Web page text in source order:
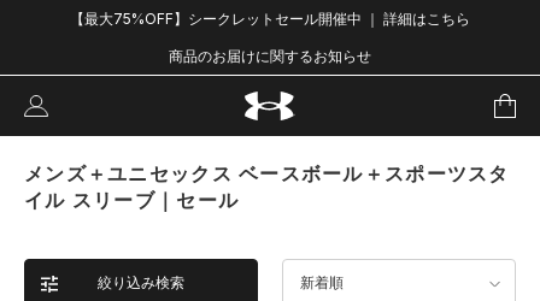
【最大75%OFF】シークレットセール開催中 ｜ 詳細はこちら
商品のお届けに関するお知らせ
メンズ＋ユニセックス ベースボール＋スポーツスタ
イル スリーブ｜セール
絞り込み検索 新着順